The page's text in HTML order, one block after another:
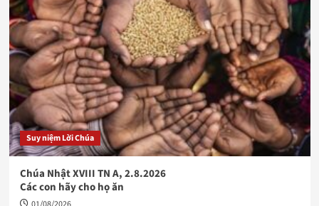
Suy niệm Lời Chúa
Chúa Nhật XVIII TN A, 2.8.2026
Các con hãy cho họ ăn